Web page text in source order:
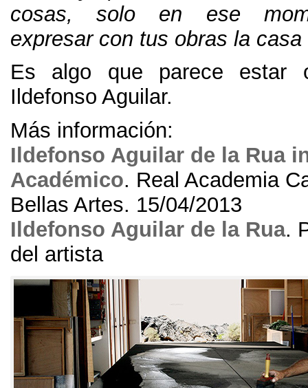
cosas, solo en ese
expresar con tus obras la casa
Es algo que parece estar
Ildefonso Aguilar.
Más información:
Ildefonso Aguilar de la Rua
Académico. Real Academia
Bellas Artes. 15/04/2013
Ildefonso Aguilar de la Rua.
del artista